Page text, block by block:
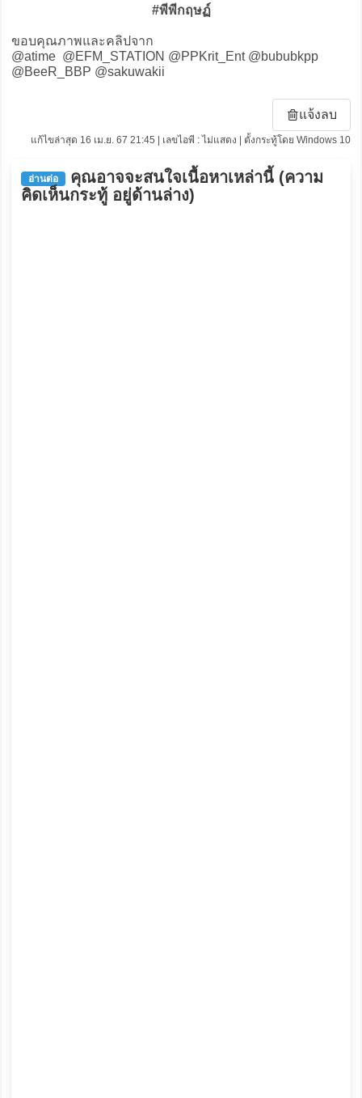
#พีพีกฤษฏ์
ขอบคุณภาพและคลิปจาก
@atime @EFM_STATION @PPKrit_Ent @bububkpp
@BeeR_BBP @sakuwakii
แจ้งลบ
แก้ไขล่าสุด 16 เม.ย. 67 21:45 | เลขไอพี : ไม่แสดง | ตั้งกระทู้โดย Windows 10
อ่านต่อ
คุณอาจจะสนใจเนื้อหาเหล่านี้ (ความ
คิดเห็นกระทู้ อยู่ด้านล่าง)